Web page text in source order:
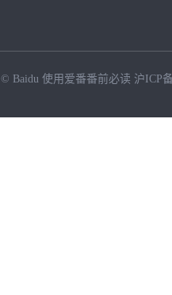
© Baidu 使用爱番番前必读 沪ICP